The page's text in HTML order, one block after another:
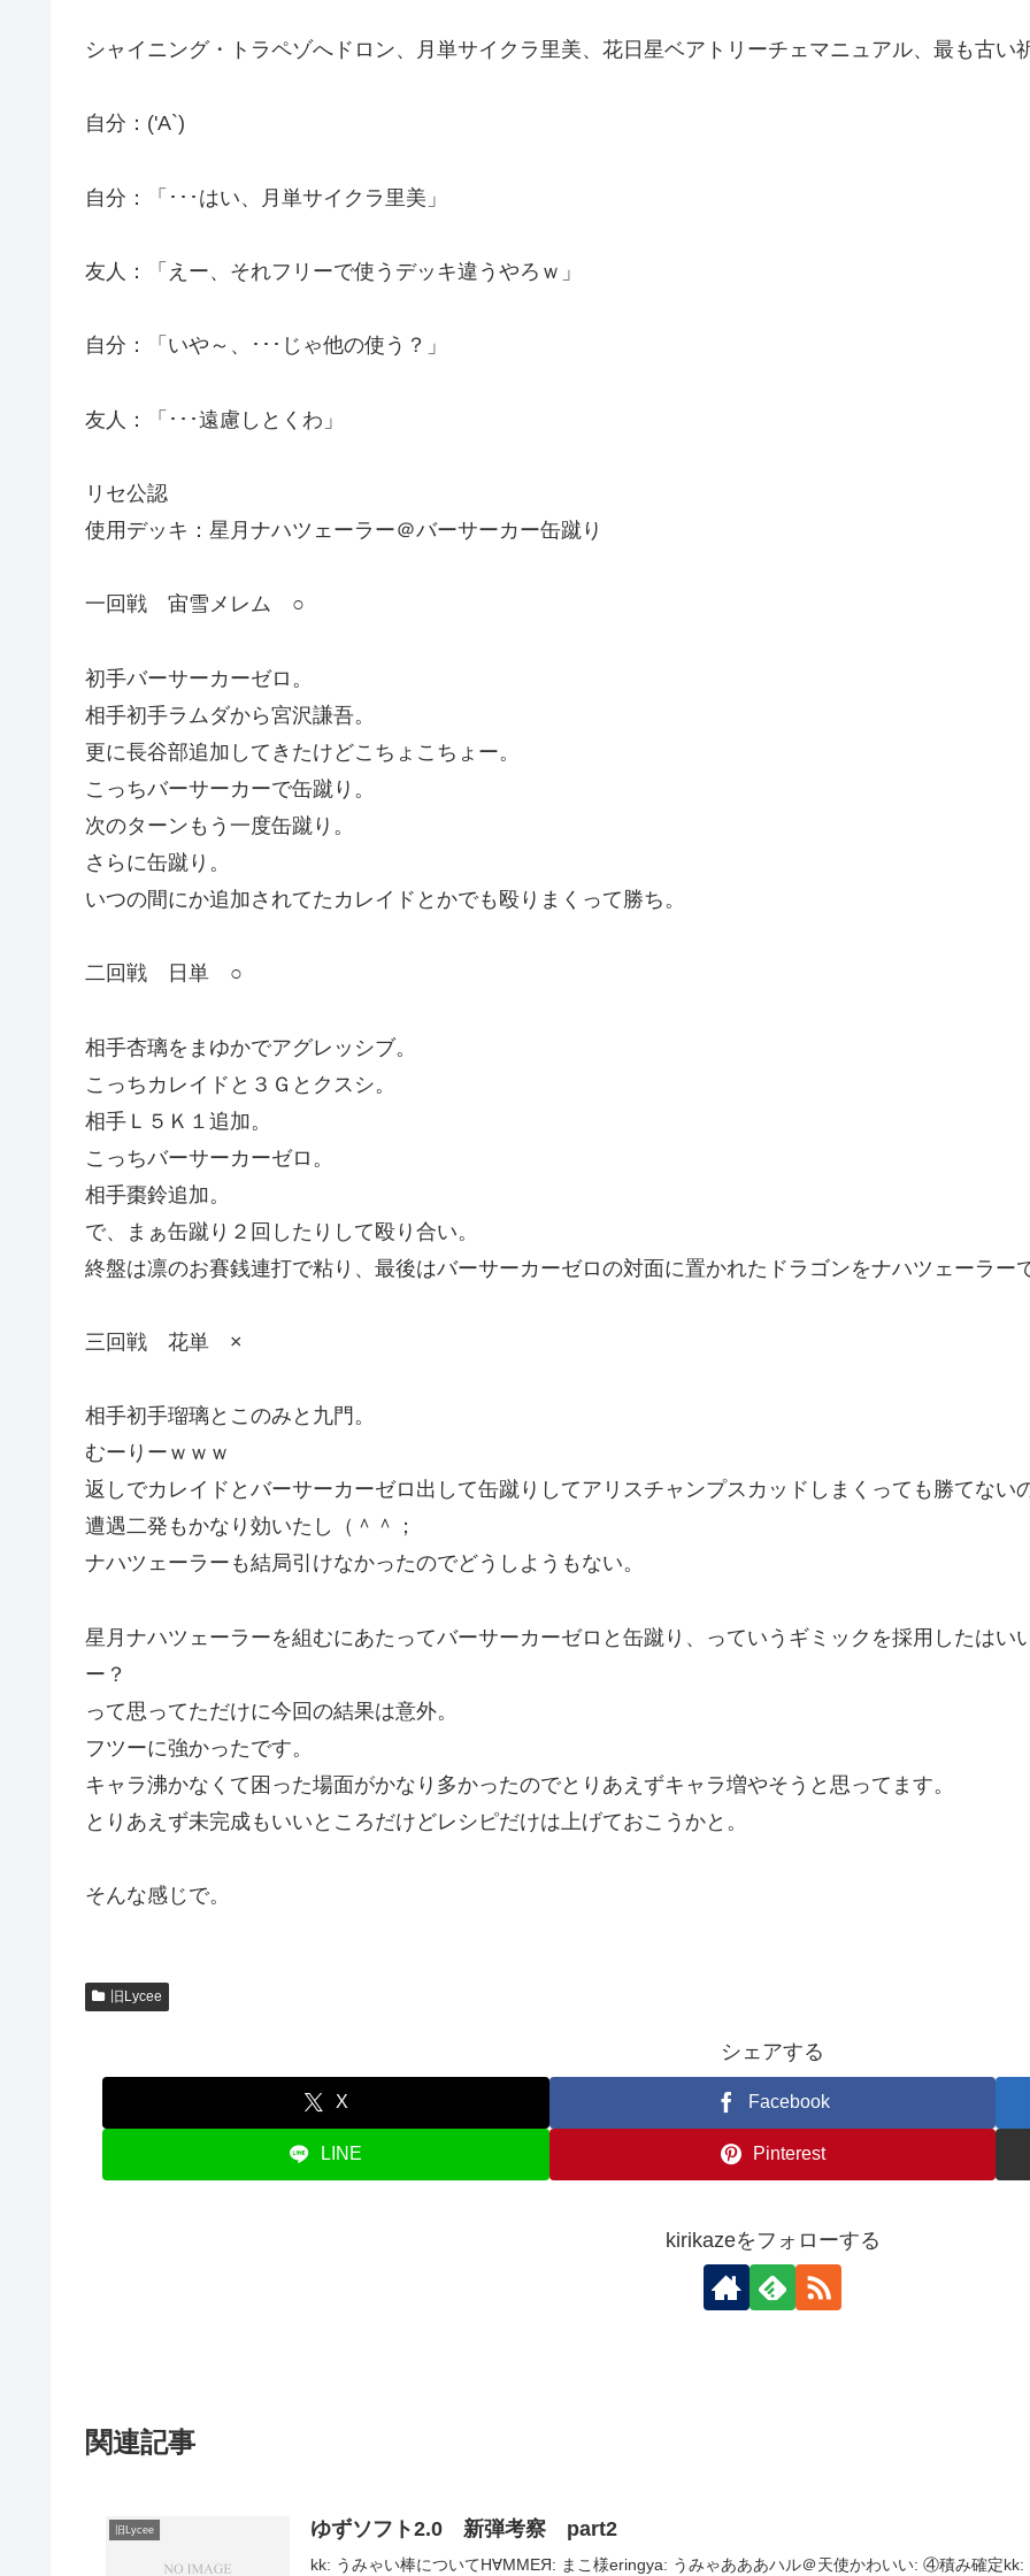
シャイニング・トラペゾへドロン、月単サイクラ里美、花日星ベアトリーチェマニュアル、最も古い
自分：('A`)
自分：「･･･はい、月単サイクラ里美」
友人：「えー、それフリーで使うデッキ違うやろｗ」
自分：「いや～、･･･じゃ他の使う？」
友人：「･･･遠慮しとくわ」
リセ公認
使用デッキ：星月ナハツェーラー＠バーサーカー缶蹴り
一回戦 宙雪メレム ○
初手バーサーカーゼロ。
相手初手ラムダから宮沢謙吾。
更に長谷部追加してきたけどこちょこちょー。
こっちバーサーカーで缶蹴り。
次のターンもう一度缶蹴り。
さらに缶蹴り。
いつの間にか追加されてたカレイドとかでも殴りまくって勝ち。
二回戦 日単 ○
相手杏璃をまゆかでアグレッシブ。
こっちカレイドと３Ｇとクスシ。
相手Ｌ５Ｋ１追加。
こっちバーサーカーゼロ。
相手棗鈴追加。
で、まぁ缶蹴り２回したりして殴り合い。
終盤は凛のお賽銭連打で粘り、最後はバーサーカーゼロの対面に置かれたドラゴンをナハツェーラー
三回戦 花単 ×
相手初手瑠璃とこのみと九門。
むーりーｗｗｗ
返しでカレイドとバーサーカーゼロ出して缶蹴りしてアリスチャンプスカッドしまくっても勝てない
遭遇二発もかなり効いたし（＾＾；
ナハツェーラーも結局引けなかったのでどうしようもない。
星月ナハツェーラーを組むにあたってバーサーカーゼロと缶蹴り、っていうギミックを採用したは
ー？
って思ってただけに今回の結果は意外。
フツーに強かったです。
キャラ沸かなくて困った場面がかなり多かったのでとりあえずキャラ増やそうと思ってます。
とりあえず未完成もいいところだけどレシピだけは上げておこうかと。
そんな感じで。
旧Lycee
シェアする
X Facebook
LINE Pinterest
kirikazeをフォローする
関連記事
旧Lycee ゆずソフト2.0 新弾考察 part2
kk: うみゃい棒についてН∀ММЕЯ: まこ様eringya: うみゃあああハル＠天使かわいい: ④積み確定